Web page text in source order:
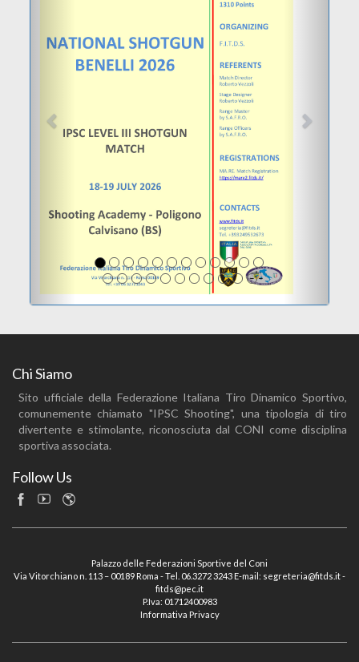
Chi Siamo
Sito ufficiale della Federazione Italiana Tiro Dinamico Sportivo,
comunemente chiamato "IPSC Shooting", una tipologia di tiro
divertente e stimolante, riconosciuta dal CONI come disciplina
sportiva associata.
Follow Us
Palazzo delle Federazioni Sportive del Coni
Via Vitorchiano n. 113 – 00189 Roma - Tel. 06.3272 3243 E-mail: segreteria@fitds.it -
fitds@pec.it
P.Iva: 01712400983
Informativa Privacy